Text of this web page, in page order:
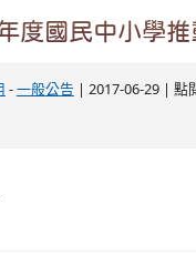
度國民中小學
-一般公告 | 2017-06-29 | 點
kjjhsnews/